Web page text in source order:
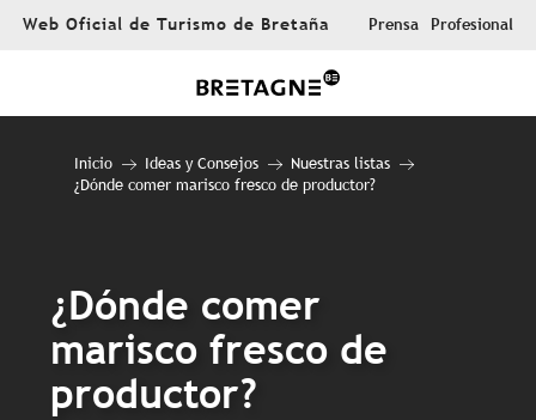
AllerWeb Oficial de Turismo de Bretaña Prensa Profesional
Inicio Ideas y Consejos
Nuestras listas
¿Dónde comer marisco fresco de productor?
¿Dónde comer
marisco fresco de
productor?